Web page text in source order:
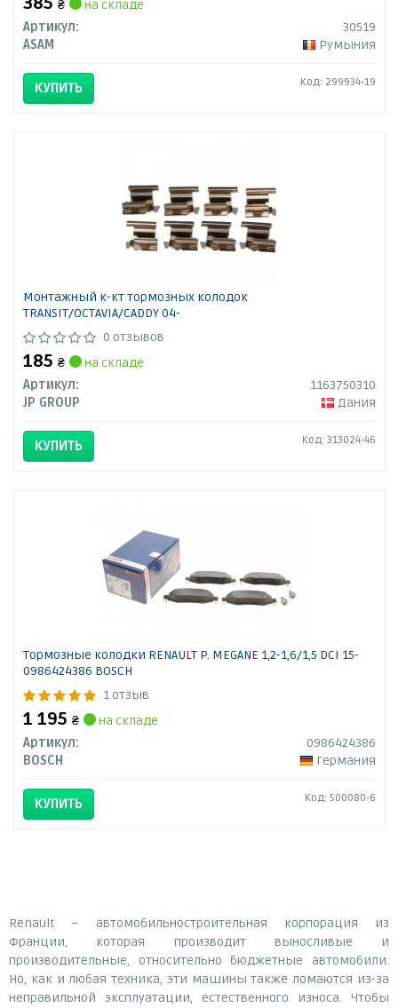
₴
на складе
Артикул:
30519
ASAM
Румыния
КУПИТЬ Код: 299934-19
Монтажный к-кт тормозных колодок
TRANSIT/OCTAVIA/CADDY 04-
0 отзывов
185 ₴
на складе
Артикул:
1163750310
JP GROUP
Дания
КУПИТЬ Код: 313024-46
Тормозные колодки RENAULT P. MEGANE 1,2-1,6/1,5 DCI 15-
0986424386 BOSCH
1 отзыв
1 195 ₴
на складе
Артикул:
0986424386
BOSCH
Германия
КУПИТЬ Код: 500080-6
Renault – автомобильностроительная корпорация из
Франции, которая производит выносливые и
производительные, относительно бюджетные автомобили.
Но, как и любая техника, эти машины также ломаются из-за
неправильной эксплуатации, естественного износа. Чтобы